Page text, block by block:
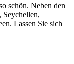
schön. Neben den
Lassen Sie sich